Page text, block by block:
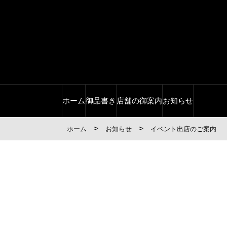
ホーム御品書き 店舗の御案内お知らせ
ホーム > お知らせ > イベント出店のご案内